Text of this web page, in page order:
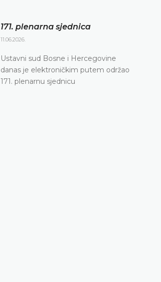
171. plenarna sjednica
11.06.2026.
Ustavni sud Bosne i Hercegovine
danas je elektroničkim putem održao
171. plenarnu sjednicu